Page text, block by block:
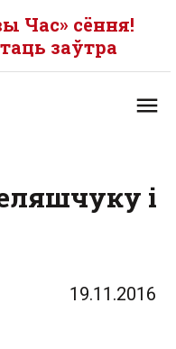
Час» сёння!
заўтра
і
19.11.2016